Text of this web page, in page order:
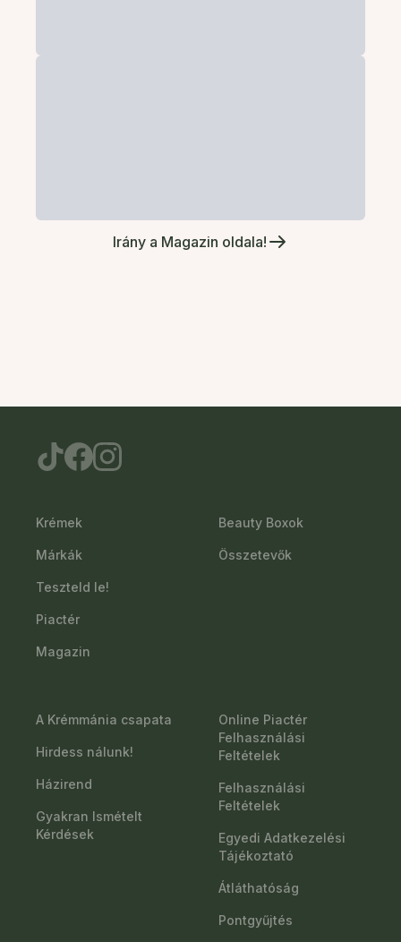
Irány a Magazin oldala!
Krémek
Márkák
Teszteld le!
Piactér
Magazin
Beauty Boxok
Összetevők
A Krémmánia csapata
Hirdess nálunk!
Házirend
Gyakran Ismételt
Kérdések
Online Piactér
Felhasználási
Feltételek
Felhasználási
Feltételek
Egyedi Adatkezelési
Tájékoztató
Átláthatóság
Pontgyűjtés